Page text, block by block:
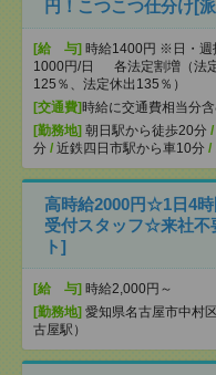
円！こつこつ仕分け[
[給 与] 時給1400円 ※日・
1000円/日 各法定割増（法
125％、法定休出135％）
[交通費] 時給に交通費相当分
[勤務地] 朝日駅から徒歩20分 /
分 / 近鉄四日市駅から車10分 /
高時給2000円☆1日4
受付スタッフ☆来社不
ト]
[給 与] 時給2,000円～
[勤務地] 愛知県名古屋市中村
古屋駅）